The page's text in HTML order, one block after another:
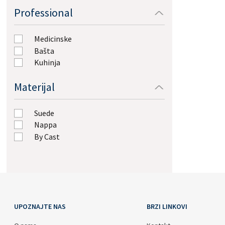
Puder
Siva
Led
Mink
Svijetlo plava
42
43
44
45
46
48
Professional
Medicinske
Bašta
Kuhinja
Materijal
Suede
Nappa
By Cast
UPOZNAJTE NAS BRZI LINKOVI